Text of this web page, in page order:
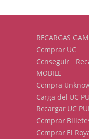
RECARGAS
Comprar UC
Conseguir
MOBILE
Compra
Carga del UC
Recargar UC
Comprar
Comprar El